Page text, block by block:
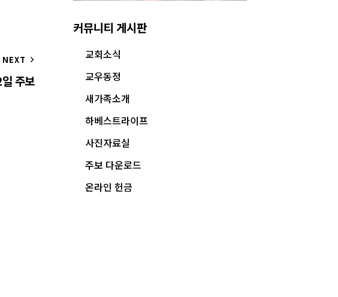
NEXT
주보
커뮤니티 게시판
교회소식
교우동정
새가족소개
하베스트라이프
사진자료실
주보 다운로드
온라인 헌금